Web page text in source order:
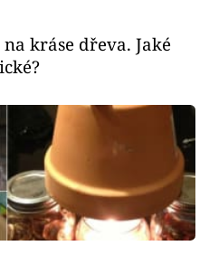
kráse dřeva. Jaké